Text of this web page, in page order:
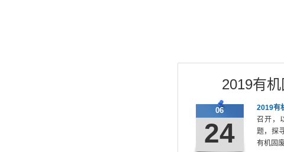
2019有
06
24
2019有
召开，
题，探
有机固